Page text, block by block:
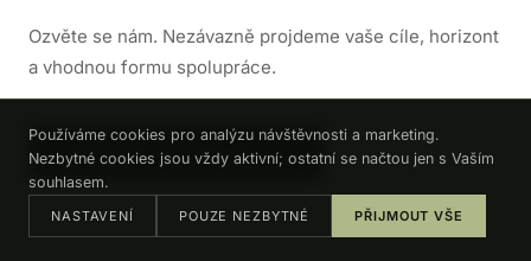
Ozvěte se nám. Nezávazně projdeme vaše cíle, horizont
a vhodnou formu spolupráce.
DOMLUVIT KONZULTACI →
Používáme cookies pro analýzu návštěvnosti a marketing.
Nezbytné cookies jsou vždy aktivní; ostatní se načtou jen s Vaším
souhlasem.
NASTAVENÍ POUZE NEZBYTNÉ PŘIJMOUT VŠE